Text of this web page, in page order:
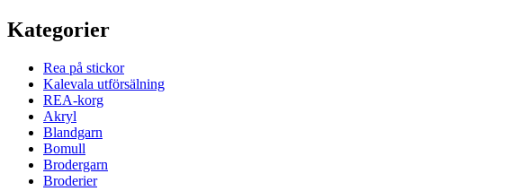
Kategorier
Rea på stickor
Kalevala utförsälning
REA-korg
Akryl
Blandgarn
Bomull
Brodergarn
Broderier